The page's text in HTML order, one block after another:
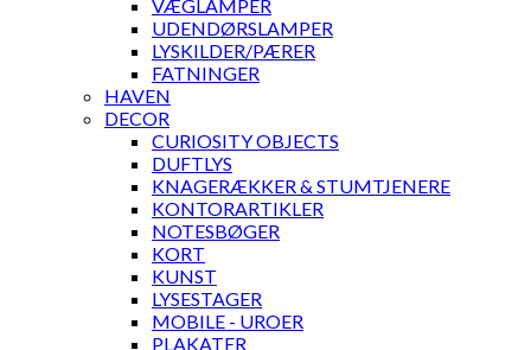
VÆGLAMPER
UDENDØRSLAMPER
LYSKILDER/PÆRER
FATNINGER
HAVEN
DECOR
CURIOSITY OBJECTS
DUFTLYS
KNAGERÆKKER & STUMTJENERE
KONTORARTIKLER
NOTESBØGER
KORT
KUNST
LYSESTAGER
MOBILE - UROER
PLAKATER